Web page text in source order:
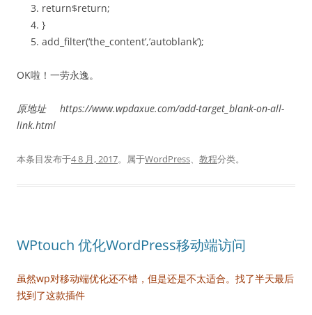
return$return;
}
add_filter(‘the_content’,’autoblank’);
OK啦！一劳永逸。
原地址 https://www.wpdaxue.com/add-target_blank-on-all-
link.html
本条目发布于4 8 月, 2017。属于WordPress、 教程分类。
WPtouch 优化WordPress移动端访问
虽然wp对移动端优化还不错，但是还是不太适合。找了半天最后
找到了这款插件